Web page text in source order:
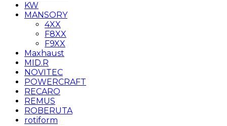
KW
MANSORY
4XX
F8XX
F9XX
Maxhaust
MID.R
NOVITEC
POWERCRAFT
RECARO
REMUS
ROBERUTA
rotiform